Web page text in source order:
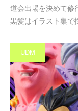
道会出場を決めて修
黒髪はイラスト集で
UDM